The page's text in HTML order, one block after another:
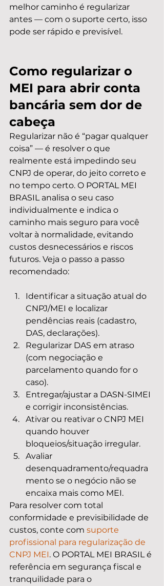
melhor caminho é regularizar
antes — com o suporte certo, isso
pode ser rápido e previsível.
Como regularizar o
MEI para abrir conta
bancária sem dor de
cabeça
Regularizar não é “pagar qualquer
coisa” — é resolver o que
realmente está impedindo seu
CNPJ de operar, do jeito correto e
no tempo certo. O PORTAL MEI
BRASIL analisa o seu caso
individualmente e indica o
caminho mais seguro para você
voltar à normalidade, evitando
custos desnecessários e riscos
futuros. Veja o passo a passo
recomendado:
Identificar a situação atual do
CNPJ/MEI e localizar
pendências reais (cadastro,
DAS, declarações).
Regularizar DAS em atraso
(com negociação e
parcelamento quando for o
caso).
Entregar/ajustar a DASN-SIMEI
e corrigir inconsistências.
Ativar ou reativar o CNPJ MEI
quando houver
bloqueios/situação irregular.
Avaliar
desenquadramento/requadra
mento se o negócio não se
encaixa mais como MEI.
Para resolver com total
conformidade e previsibilidade de
custos, conte com suporte
profissional para regularização de
CNPJ MEI. O PORTAL MEI BRASIL é
referência em segurança fiscal e
tranquilidade para o